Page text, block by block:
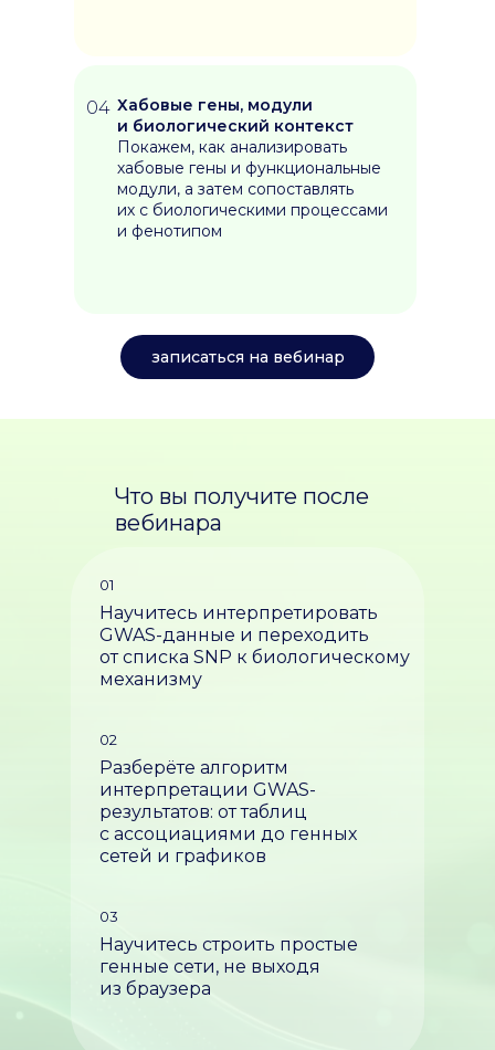
записаться на вебинар
Хабовые гены, модули
и биологический контекст
Покажем, как анализировать
хабовые гены и функциональные
модули, а затем сопоставлять
их с биологическими процессами
и фенотипом
04
Что вы получите после
вебинара
01
Научитесь интерпретировать
GWAS-данные и переходить
от списка SNP к биологическому
механизму
02
Разберёте алгоритм
интерпретации GWAS-
результатов: от таблиц
с ассоциациями до генных
сетей и графиков
03
Научитесь строить простые
генные сети, не выходя
из браузера